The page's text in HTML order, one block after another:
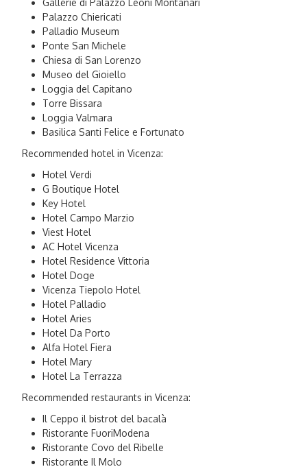
Gallerie di Palazzo Leoni Montanari
Palazzo Chiericati
Palladio Museum
Ponte San Michele
Chiesa di San Lorenzo
Museo del Gioiello
Loggia del Capitano
Torre Bissara
Loggia Valmara
Basilica Santi Felice e Fortunato
Recommended hotel in Vicenza:
Hotel Verdi
G Boutique Hotel
Key Hotel
Hotel Campo Marzio
Viest Hotel
AC Hotel Vicenza
Hotel Residence Vittoria
Hotel Doge
Vicenza Tiepolo Hotel
Hotel Palladio
Hotel Aries
Hotel Da Porto
Alfa Hotel Fiera
Hotel Mary
Hotel La Terrazza
Recommended restaurants in Vicenza:
Il Ceppo il bistrot del bacalà
Ristorante FuoriModena
Ristorante Covo del Ribelle
Ristorante Il Molo